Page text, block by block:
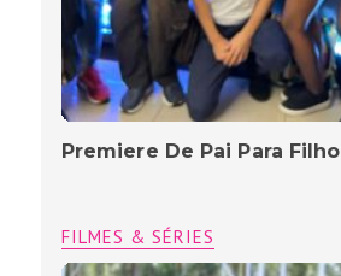
Premiere De Pai Para Filho
FILMES & SÉRIES